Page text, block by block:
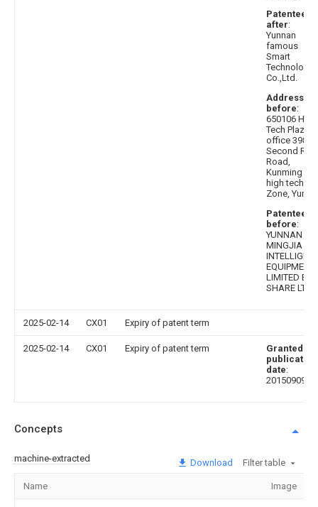
Patentee
after:
Yunnan
famous
Smart
Technology
Co.,Ltd.
Address
before:
650106 High
Tech Plaza
office 398,
Second Ring
Road,
Kunming
high tech
Zone,
Patentee
before:
YUNNAN
MINGJIA
EQUIPMENT
LIMITED BY
SHARE LTD.
2025-02-14 CX01 Expiry of patent term
2025-02-14 CX01 Expiry of patent term
Granted
publication
date:
20150909
Concepts
machine-extracted Download Filter table
Name Image